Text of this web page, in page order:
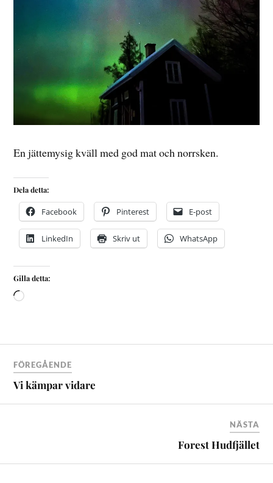
En jättemysig kväll med god mat och norrsken.
Dela detta:
Facebook Pinterest E-post
LinkedIn Skriv ut WhatsApp
Gilla detta:
FÖREGÅENDE
Vi kämpar vidare
NÄSTA
Forest Hudfjället